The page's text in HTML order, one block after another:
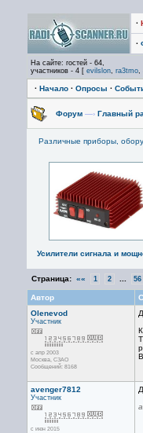
·
·
На сайте: гостей - 64,
участников - 4 [ evilslon, ra3tmo,
· Начало · Опросы ·
Форум —› Главный
Различные приборы,
Усилители сигнала и
Страница: «« 1 2 56
Автор
Olenevod
Участник
с апр 2003
Москва, СЗАО
Сообщений: 8168
avenger7812
Участник
с июн 2015